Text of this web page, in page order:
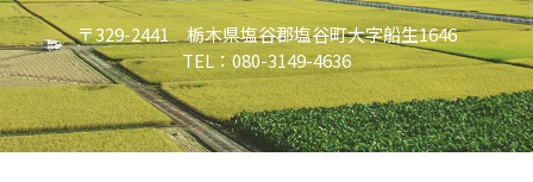
〒329-2441 栃木県塩谷郡塩谷町大字船生1646
TEL：080-3149-4636